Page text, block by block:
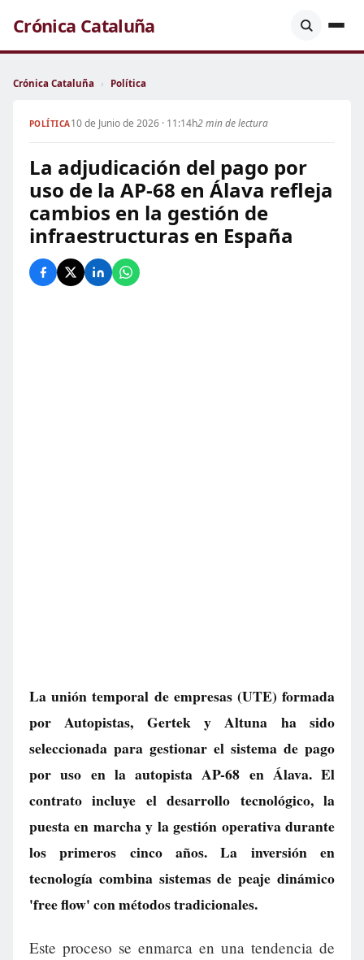
Crónica Cataluña
Crónica Cataluña › Política
POLÍTICA10 de Junio de 2026 · 11:14h2 min de lectura
La adjudicación del pago por
uso de la AP-68 en Álava refleja
cambios en la gestión de
infraestructuras en España
La unión temporal de empresas (UTE) formada
por Autopistas, Gertek y Altuna ha sido
seleccionada para gestionar el sistema de pago
por uso en la autopista AP-68 en Álava. El
contrato incluye el desarrollo tecnológico, la
puesta en marcha y la gestión operativa durante
los primeros cinco años. La inversión en
tecnología combina sistemas de peaje dinámico
'free flow' con métodos tradicionales.
Este proceso se enmarca en una tendencia de